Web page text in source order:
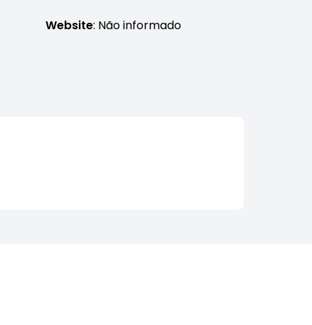
Website: Não informado